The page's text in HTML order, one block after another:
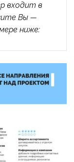
входит в
Вы —
ниже: